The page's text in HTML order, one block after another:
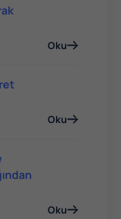
Oku
Oku
Oku